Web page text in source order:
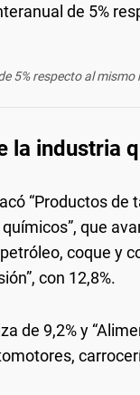
5% respecto al
la industria
“Productos de
que
coque y
con 12,8%.
de 9,2% y